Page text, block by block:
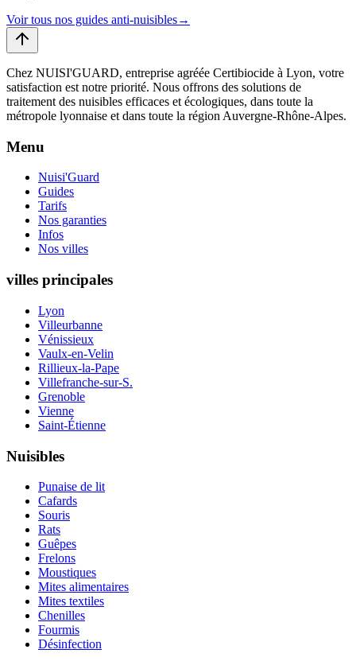
Voir tous nos guides anti-nuisibles→
Chez NUISI'GUARD, entreprise agréée Certibiocide à Lyon, votre
satisfaction est notre priorité. Nous offrons des solutions de
traitement des nuisibles efficaces et écologiques, dans toute la
métropole lyonnaise et dans toute la région Auvergne-Rhône-Alpes.
Menu
Nuisi'Guard
Guides
Tarifs
Nos garanties
Infos
Nos villes
villes principales
Lyon
Villeurbanne
Vénissieux
Vaulx-en-Velin
Rillieux-la-Pape
Villefranche-sur-S.
Grenoble
Vienne
Saint-Étienne
Nuisibles
Punaise de lit
Cafards
Souris
Rats
Guêpes
Frelons
Moustiques
Mites alimentaires
Mites textiles
Chenilles
Fourmis
Désinfection